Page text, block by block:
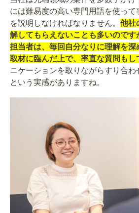
には難易度の高い専門用語を使って
を説明しなければなりません。 他社
解してもらえないことも多いのです
担当者は、毎回自分なりに理解を深
取材に臨んだ上で、率直な質問もし
ニケーションを取りながらすり合わ
という実感がありますね。